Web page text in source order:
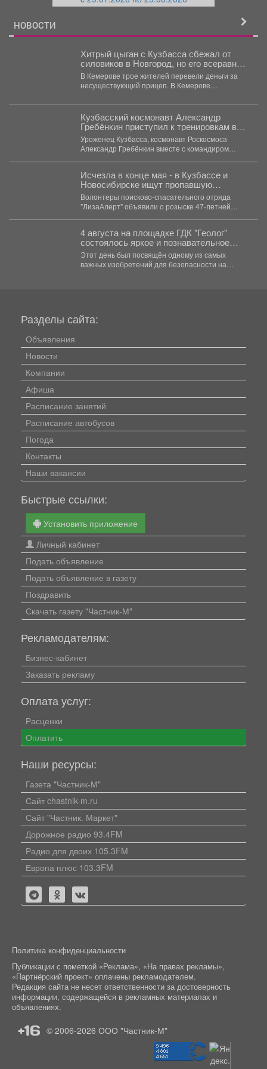
НОВОСТИ
Хитрый цыган с Кузбасса сбежал от
силовиков в Новгород, но его всеравно
догнали
В Кемерове трое жителей перевели деньги за
несуществующий прицеп. В Кемерове
Кузбасский космонавт Александр
Гребёнкин приступил к тренировкам в
дублирующем экипаже МКС-76
Уроженец Кузбасса, космонавт Роскосмоса
Александр Гребёнкин вместе с командиром
Исчезла в конце мая - в Кузбассе и
Новосибирске ищут пропавшую
женщину
Волонтеры поисково-спасательного отряда
"ЛизаАлерт" объявили о розыске 47-летней
4 августа на площадке ГДК "Геолог"
состоялось яркое и познавательное
мероприятие - "День Светофора".
Этот день был посвящён одному из самых
важных изобретений для безопасности на
Разделы сайта:
Объявления
Новости
Компании
Афиша
Расписание занятий
Расписание автобусов
Погода
Контакты
Наши вакансии
Быстрые ссылки:
Установить приложение
Личный кабинет
Подать объявление
Подать объявление в газету
Поздравить
Скачать газету "Частник-М"
Рекламодателям:
Бизнес-кабинет
Заказать рекламу
Оплата услуг:
Расценки
Оплатить
Наши ресурсы:
Газета "Частник-М"
Сайт chastnik-m.ru
Сайт "Частник. Маркет"
Дорожное радио 93.4FM
Радио для двоих 105.3FM
Европа плюс 103.3FM
Политика конфиденциальности
Публикации с пометкой «Реклама», «На правах рекламы»,
«Партнёрский проект» оплачены рекламодателем.
Редакция сайта не несет ответственности за достоверность
информации, содержащейся в рекламных материалах и
объявлениях.
+16 © 2006-2026 ООО "Частник-М"